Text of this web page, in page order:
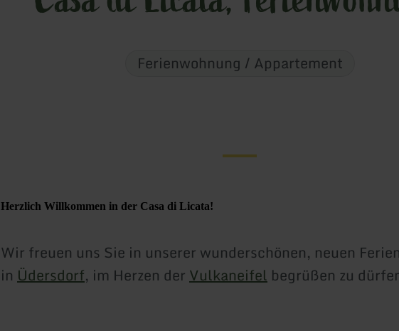
Ferienwohnung / Appartement
Herzlich Willkommen in der Casa di Licata!
Wir freuen uns Sie in unserer wunderschönen, neuen
in Üdersdorf, im Herzen derVulkaneifel begrüßen zu